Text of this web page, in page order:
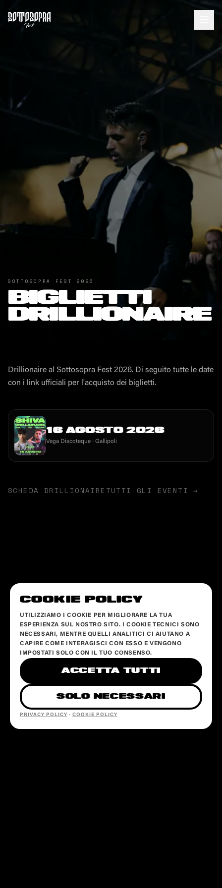
SOTTOSOPRA FEST2026
BIGLIETTI
DRILLIONAIRE
Drillionaire al Sottosopra Fest 2026. Di seguito tutte le date
con i link ufficiali per l'acquisto dei biglietti.
16 AGOSTO 2026
Vega Discoteque · Gallipoli
SCHEDA DRILLIONAIRE TUTTI GLI EVENTI →
COOKIE POLICY
UTILIZZIAMO I COOKIE PER MIGLIORARE LA TUA
ESPERIENZA SUL NOSTRO SITO. I COOKIE TECNICI SONO
NECESSARI, MENTRE QUELLI ANALITICI CI AIUTANO A
CAPIRE COME INTERAGISCI CON ESSO E VENGONO
IMPOSTATI SOLO CON IL TUO CONSENSO.
ACCETTA TUTTI
SOLO NECESSARI
PRIVACY POLICY · COOKIE POLICY